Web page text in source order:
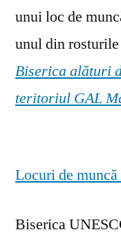
unui loc de
unul din
Biserica alături
teritoriul GAL
Locuri de
Biserica